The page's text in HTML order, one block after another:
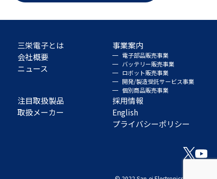
三栄電子とは
会社概要
ニュース
事業案内
電子部品販売事業
バッテリー販売事業
ロボット販売事業
開発/製造受託サービス事業
個別商品販売事業
注目取扱製品
取扱メーカー
採用情報
English
プライバシーポリシー